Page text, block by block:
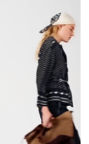
Bolso Miss M Pouch